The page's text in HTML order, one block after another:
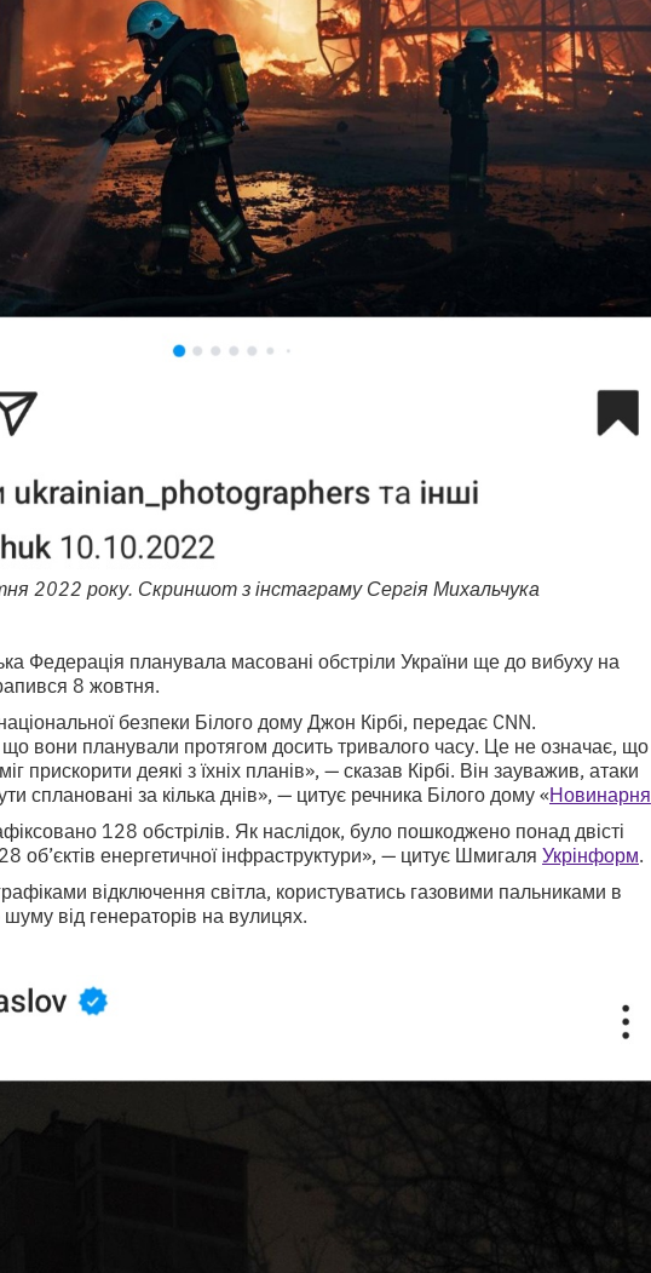
2022 року. Скриншот з інстаграму Сергія Михальчука
Федерація планувала масовані обстріли України ще до вибуху на
8 жовтня.
безпеки Білого дому Джон Кірбі, передає CNN.
вони планували протягом досить тривалого часу. Це не означає, що
прискорити деякі з їхніх планів», — сказав Кірбі. Він зауважив, атаки
сплановані за кілька днів», — цитує речника Білого дому «Новинарня
128 обстрілів. Як наслідок, було пошкоджено понад двісті
об’єктів енергетичної інфраструктури», — цитує Шмигаля Укрінформ.
відключення світла, користуватись газовими пальниками в
від генераторів на вулицях.